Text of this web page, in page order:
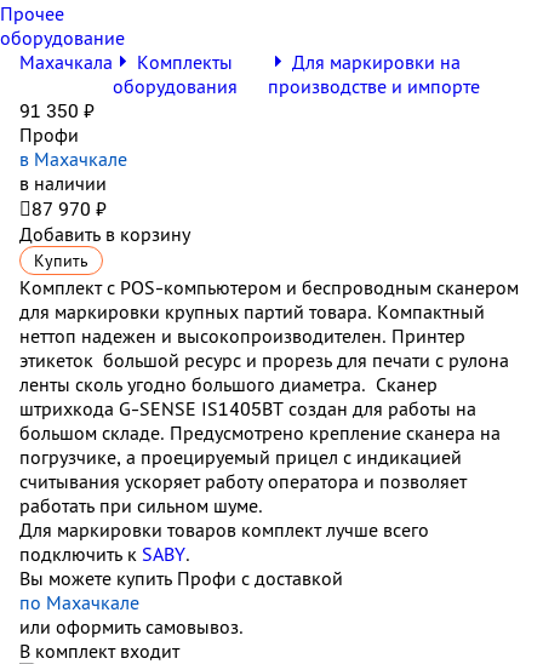
Прочее
оборудование
Махачкала
Комплекты
оборудования
Для маркировки на
производстве и импорте
91 350 ₽
Профи
в Махачкале
в наличии
87 970 ₽
Добавить в корзину
Купить
Комплект с POS-компьютером и беспроводным сканером
для маркировки крупных партий товара. Компактный
неттоп надежен и высокопроизводителен. Принтер
этикеток большой ресурс и прорезь для печати с рулона
ленты сколь угодно большого диаметра. Сканер
штрихкода G-SENSE IS1405BT создан для работы на
большом складе. Предусмотрено крепление сканера на
погрузчике, а проецируемый прицел с индикацией
считывания ускоряет работу оператора и позволяет
работать при сильном шуме.
Для маркировки товаров комплект лучше всего
подключить к SABY.
Вы можете купить Профи с доставкой
по Махачкале
или оформить самовывоз.
В комплект входит